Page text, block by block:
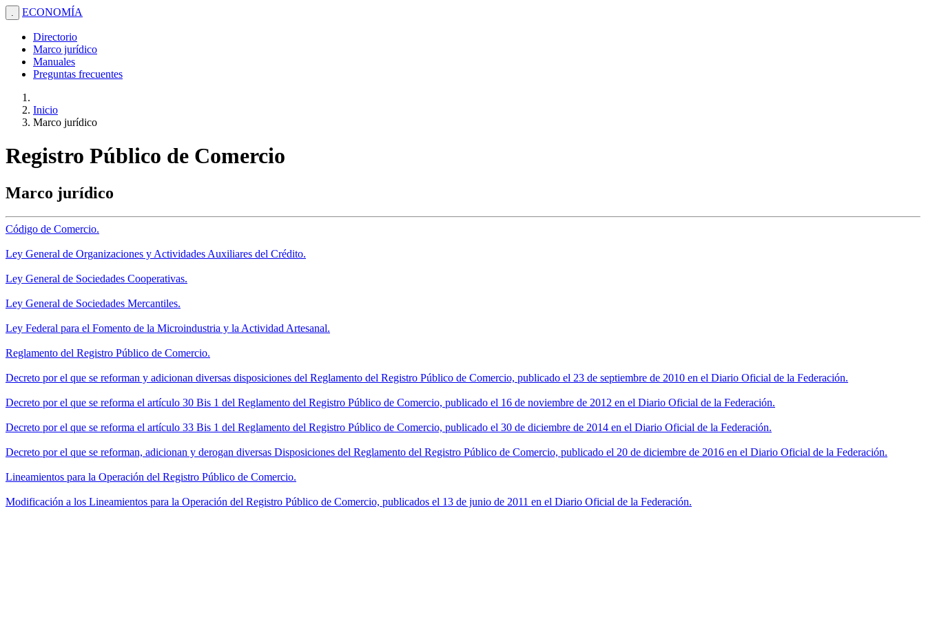
. ECONOMÍA
Directorio
Marco jurídico
Manuales
Preguntas frecuentes
Inicio
Marco jurídico
Registro Público de Comercio
Marco jurídico
Código de Comercio.
Ley General de Organizaciones y Actividades Auxiliares del Crédito.
Ley General de Sociedades Cooperativas.
Ley General de Sociedades Mercantiles.
Ley Federal para el Fomento de la Microindustria y la Actividad Artesanal.
Reglamento del Registro Público de Comercio.
Decreto por el que se reforman y adicionan diversas disposiciones del Reglamento del Registro Público de Comercio, publicado el 23 de septiembre de 2010 en el Diario Oficial de la Federación.
Decreto por el que se reforma el artículo 30 Bis 1 del Reglamento del Registro Público de Comercio, publicado el 16 de noviembre de 2012 en el Diario Oficial de la Federación.
Decreto por el que se reforma el artículo 33 Bis 1 del Reglamento del Registro Público de Comercio, publicado el 30 de diciembre de 2014 en el Diario Oficial de la Federación.
Decreto por el que se reforman, adicionan y derogan diversas Disposiciones del Reglamento del Registro Público de Comercio, publicado el 20 de diciembre de 2016 en el Diario Oficial de la Federación.
Lineamientos para la Operación del Registro Público de Comercio.
Modificación a los Lineamientos para la Operación del Registro Público de Comercio, publicados el 13 de junio de 2011 en el Diario Oficial de la Federación.